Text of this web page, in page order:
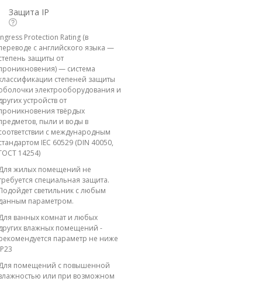
Защита IP
Protection Rating (в
с английского языка —
защиты от
— система
степеней защиты
электрооборудования и
устройств от
твёрдых
пыли и воды в
с международным
IEC 60529 (DIN 40050,
14254)
жилых помещений не
специальная защита.
светильник с любым
параметром.
ванных комнат и любых
влажных помещений -
параметр не ниже
помещений с повышенной
или при возможном